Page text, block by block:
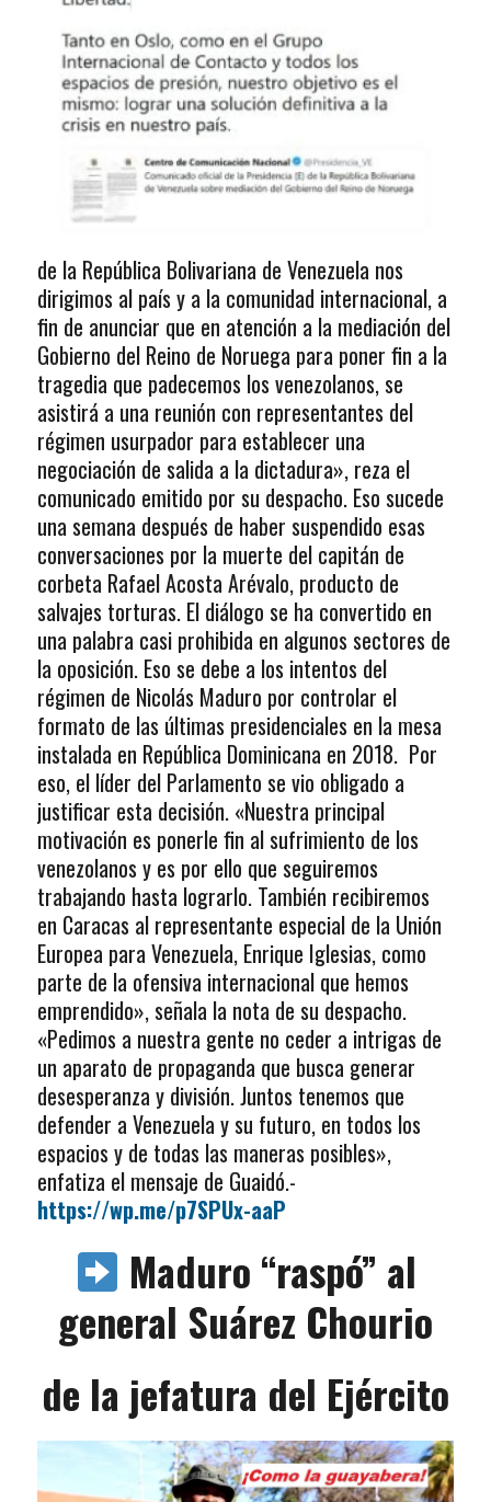
de la República Bolivariana de Venezuela nos
dirigimos al país y a la comunidad internacional, a
fin de anunciar que en atención a la mediación del
Gobierno del Reino de Noruega para poner fin a la
tragedia que padecemos los venezolanos, se
asistirá a una reunión con representantes del
régimen usurpador para establecer una
negociación de salida a la dictadura», reza el
comunicado emitido por su despacho. Eso sucede
una semana después de haber suspendido esas
conversaciones por la muerte del capitán de
corbeta Rafael Acosta Arévalo, producto de
salvajes torturas. El diálogo se ha convertido en
una palabra casi prohibida en algunos sectores de
la oposición. Eso se debe a los intentos del
régimen de Nicolás Maduro por controlar el
formato de las últimas presidenciales en la mesa
instalada en República Dominicana en 2018. Por
eso, el líder del Parlamento se vio obligado a
justificar esta decisión. «Nuestra principal
motivación es ponerle fin al sufrimiento de los
venezolanos y es por ello que seguiremos
trabajando hasta lograrlo. También recibiremos
en Caracas al representante especial de la Unión
Europea para Venezuela, Enrique Iglesias, como
parte de la ofensiva internacional que hemos
emprendido», señala la nota de su despacho.
«Pedimos a nuestra gente no ceder a intrigas de
un aparato de propaganda que busca generar
desesperanza y división. Juntos tenemos que
defender a Venezuela y su futuro, en todos los
espacios y de todas las maneras posibles»,
enfatiza el mensaje de Guaidó.-
https://wp.me/p7SPUx-aaP
Maduro “raspó” al
general Suárez Chourio
de la jefatura del Ejército